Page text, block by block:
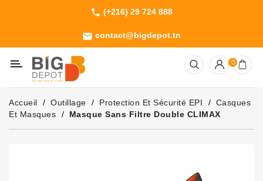
phone (+216) 29 724 888
email contact@bigdepot.tn
Machines
Outillage
Jardinage
Consommables
0
Accueil Outillage Protection Et Sécurité EPI
Casques
Et Masques
Masque Sans Filtre Double CLIMAX